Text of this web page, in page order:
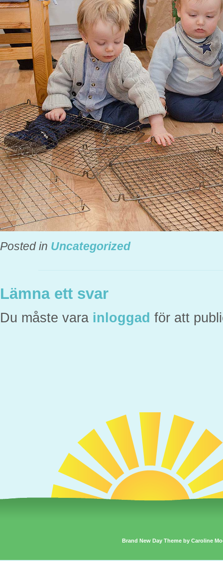
Posted in Uncategorized
Lämna ett svar
Du måste vara inloggad för att
Brand New Day Theme by Caroline